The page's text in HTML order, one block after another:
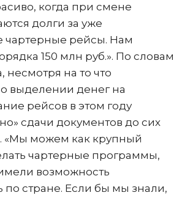
когда при смене
долги за уже
чартерные рейсы. Нам
150 млн руб.». По словам
на то что
выделении денег на
рейсов в этом году
сдачи документов до сих
«Мы можем как крупный
чартерные программы,
возможность
по стране. Если бы мы знали,